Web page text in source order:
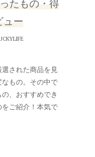
たもの・得
ュー
された商品を見
もの。その中で
、おすすめでき
ご紹介！本気で